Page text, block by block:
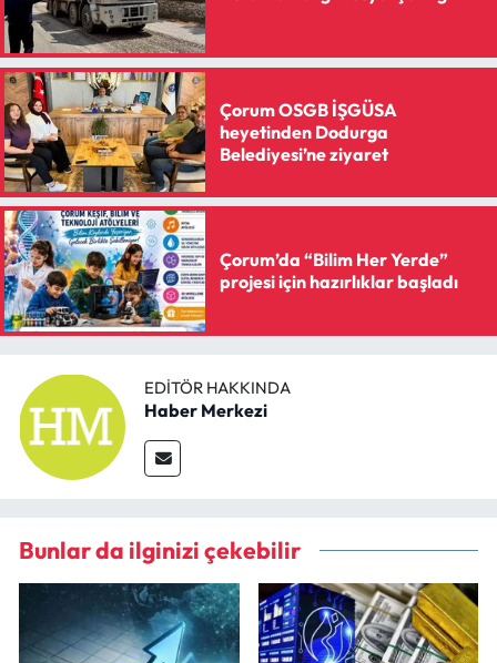
Çorum OSGB İŞGÜSA
heyetinden Dodurga
Belediyesi’ne ziyaret
Çorum’da “Bilim Her Yerde”
projesi için hazırlıklar başladı
EDITÖR HAKKINDA
Haber Merkezi
Bunlar da ilginizi çekebilir